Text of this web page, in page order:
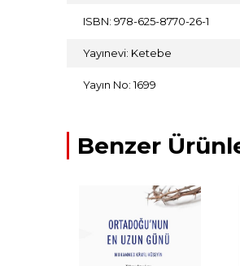
ISBN: 978-625-8770-26-1
Yayınevi: Ketebe
Yayın No: 1699
Benzer